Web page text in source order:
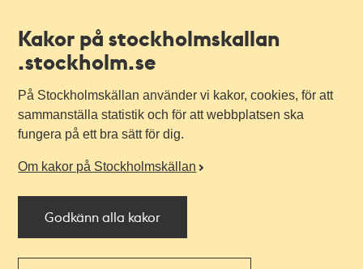
Kakor på stockholmskallan
.stockholm.se
På Stockholmskällan använder vi kakor, cookies, för att
sammanställa statistik och för att webbplatsen ska
fungera på ett bra sätt för dig.
Om kakor på Stockholmskällan
Godkänn alla kakor